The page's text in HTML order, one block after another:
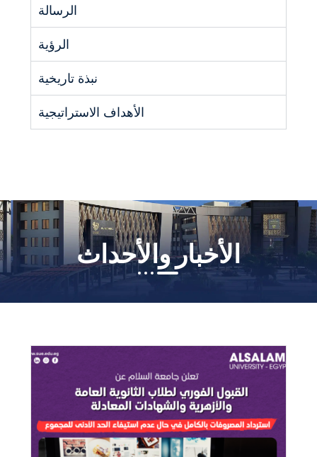
الرسالة
الرؤية
نبذة تاريخية
الأهداف الاستراتيجية
الأخبار والأحداث